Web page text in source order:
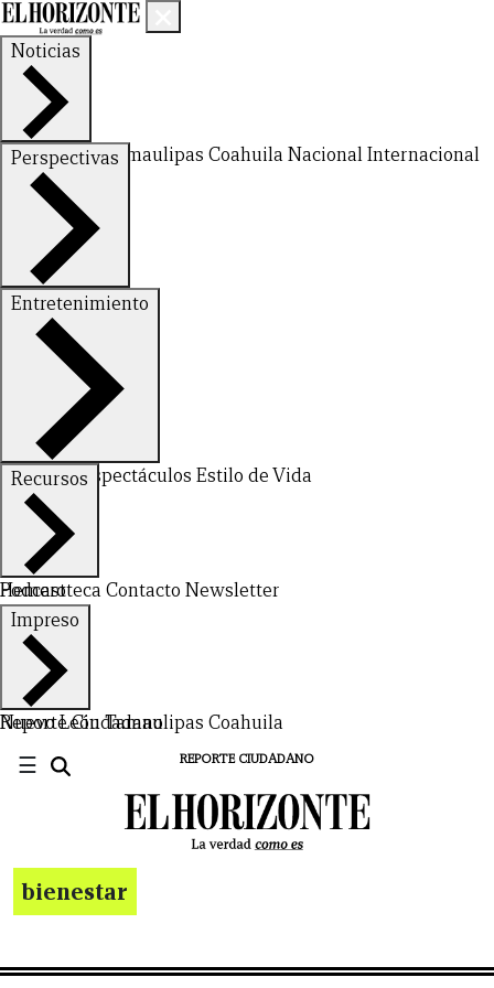
Noticias
Nuevo LeónTamaulipas Coahuila NacionalInternacional
Perspectivas
FinanzasOpinión
Entretenimiento
DeportesEspectáculos Estilo de Vida
Recursos
Hemeroteca Contacto Newsletter
Podcast
Impreso
Nuevo LeónTamaulipas Coahuila
Reporte Ciudadano
☰ REPORTE CIUDADANO
bienestar